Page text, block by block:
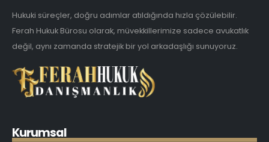
Hukuki süreçler, doğru adımlar atıldığında hızla çözülebilir.
Ferah Hukuk Bürosu olarak, müvekkillerimize sadece avukatlık
değil, aynı zamanda stratejik bir yol arkadaşlığı sunuyoruz.
Kurumsal